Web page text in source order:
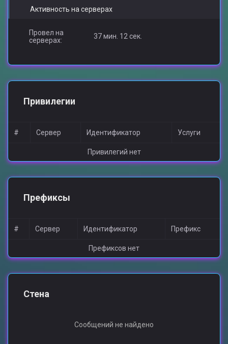
Активность на серверах
Провел на
серверах:
37 мин. 12 сек.
Привилегии
# Сервер Идентификатор Услуги
Привилегий нет
Префиксы
# Сервер Идентификатор Префикс
Префиксов нет
Стена
Сообщений не найдено